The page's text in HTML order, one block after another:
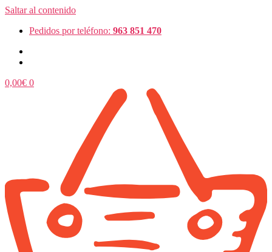
Saltar al contenido
Pedidos por teléfono: 963 851 470
0,00€ 0